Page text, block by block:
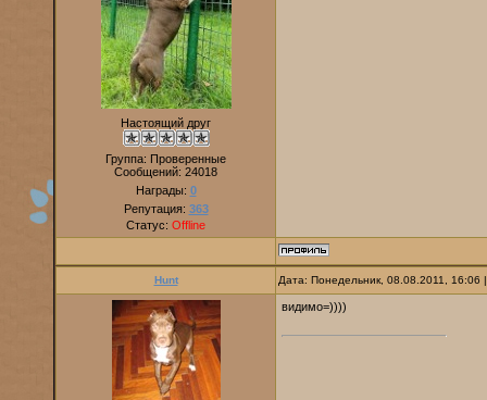
Настоящий друг
Группа: Проверенные
Сообщений: 24018
Награды: 0
Репутация: 363
Статус: Offline
Hunt Дата: Понедельник, 08.08.2011,
видимо=))))